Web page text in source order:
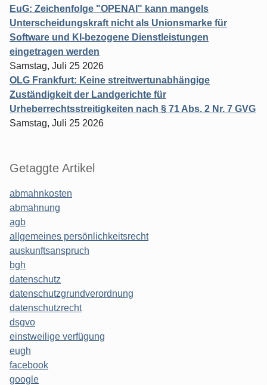
EuG: Zeichenfolge "OPENAI" kann mangels
Unterscheidungskraft nicht als Unionsmarke für
Software und KI-bezogene Dienstleistungen
eingetragen werden
Samstag, Juli 25 2026
OLG Frankfurt: Keine streitwertunabhängige
Zuständigkeit der Landgerichte für
Urheberrechtsstreitigkeiten nach § 71 Abs. 2 Nr. 7 GVG
Samstag, Juli 25 2026
Getaggte Artikel
abmahnkosten
abmahnung
agb
allgemeines persönlichkeitsrecht
auskunftsanspruch
bgh
datenschutz
datenschutzgrundverordnung
datenschutzrecht
dsgvo
einstweilige verfügung
eugh
facebook
google